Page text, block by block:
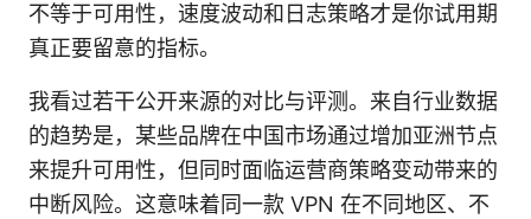
不等于可用性，速度波动和日志策略才是你试用期
真正要留意的指标。
我看过若干公开来源的对比与评测。来自行业数据
的趋势是，某些品牌在中国市场通过增加亚洲节点
来提升可用性，但同时面临运营商策略变动带来的
中断风险。这意味着同一款 VPN 在不同地区、不